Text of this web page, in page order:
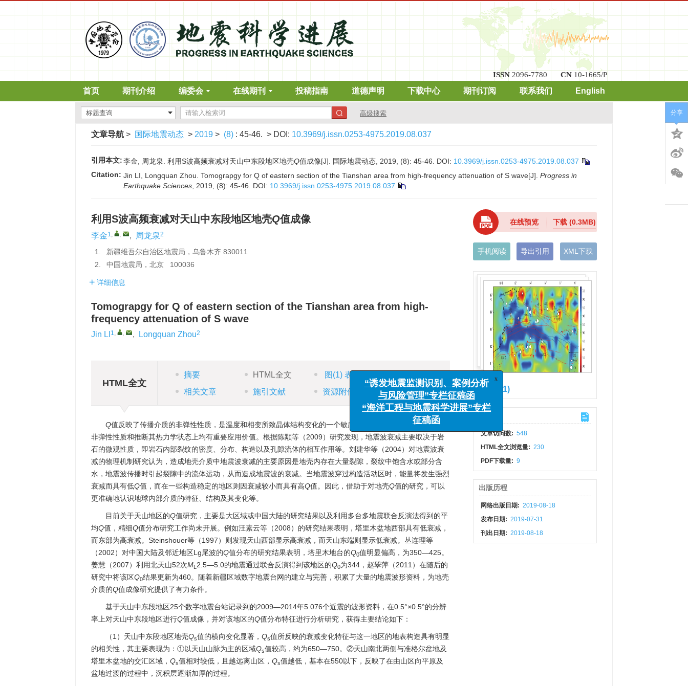
ISSN 2096-7780 CN 10-1665/P
首页 期刊介绍 编委会 在线期刊 投稿指南 道德声明 下载中心 期刊订阅 联系我们 English
高级搜索
文章导航 > 国际地震动态 > 2019 > (8) : 45-46. > DOI: 10.3969/j.issn.0253-4975.2019.08.037
引用本文:李金, 周龙泉. 利用S波高频衰减对天山中东段地区地壳Q值成像[J]. 国际地震动态, 2019, (8): 45-46. DOI: 10.3969/j.issn.0253-4975.2019.08.037
Citation: Jin LI, Longquan Zhou. Tomograpgy for Q of eastern section of the Tianshan area from high-frequency attenuation of S wave[J]. Progress in
Earthquake Sciences , 2019, (8): 45-46. DOI: 10.3969/j.issn.0253-4975.2019.08.037
利用S波高频衰减对天山中东段地区地壳Q值成像
李金1, , , 周龙泉2
1.
新疆维吾尔自治区地震局，乌鲁木齐 830011
2.
中国地震局，北京 100036
详细信息
Tomograpgy for Q of eastern section of the Tianshan area from high-
frequency attenuation of S wave
Jin LI 1, , , Longquan Zhou2
HTML全文
摘要 HTML全文 图 (1)表
相关文章
施引文献 资源附件
Q值反映了传播介质的非弹性性质，是温度和相变所致晶体结构变化的一个敏感指标，在了解地球内部介质的
非弹性性质和推断其热力学状态上均有重要应用价值。根据陈颙等（2009）研究发现，地震波衰减主要取决于岩
石的微观性质，即岩石内部裂纹的密度、分布、构造以及孔隙流体的相互作用等。刘建华等（2004）对地震波衰
减的物理机制研究认为，造成地壳介质中地震波衰减的主要原因是地壳内存在大量裂隙，裂纹中饱含水或部分含
水，地震波传播时引起裂隙中的流体运动，从而造成地震波的衰减。当地震波穿过构造活动区时，能量将发生强烈
衰减而具有低Q值，而在一些构造稳定的地区则因衰减较小而具有高Q值。因此，借助于对地壳Q值的研究，可以
更准确地认识地球内部介质的特征、结构及其变化等。
目前关于天山地区的Q值研究，主要是大区域或中国大陆的研究结果以及利用多台多地震联合反演法得到的平
均Q值，精细Q值分布研究工作尚未开展。例如汪素云等（2008）的研究结果表明，塔里木盆地西部具有低衰减，
而东部为高衰减。Steinshouer等（1997）则发现天山西部显示高衰减，而天山东端则显示低衰减。丛连理等
（2002）对中国大陆及邻近地区Lg尾波的Q值分布的研究结果表明，塔里木地台的Q0值明显偏高，为350—425。
姜慧（2007）利用北天山52次ML 2.5—5.0的地震通过联合反演得到该地区的Q0为344，赵翠萍（2011）在随后的
研究中将该区Q0结果更新为460。随着新疆区域数字地震台网的建立与完善，积累了大量的地震波形资料，为地壳
介质的Q值成像研究提供了有力条件。
基于天山中东段地区25个数字地震台站记录到的2009—2014年5 076个近震的波形资料，在0.5°×0.5°的分辨
率上对天山中东段地区进行Q值成像，并对该地区的Q值分布特征进行分析研究，获得主要结论如下：
（1）天山中东段地区地壳Qs值的横向变化显著， Qs值所反映的衰减变化特征与这一地区的地表构造具有明显
的相关性，其主要表现为：①以天山山脉为主的区域Qs值较高，约为650—750。②天山南北两侧与准格尔盆地及
塔里木盆地的交汇区域， Qs值相对较低，且越远离山区， Qs值越低，基本在550以下，反映了在由山区向平原及
盆地过渡的过程中，沉积层逐渐加厚的过程。
在线预览 下载(0.3MB)
手机阅读 导出引用 XML下载
图(1)
文章访问数: 548
HTML全文浏览量: 230
PDF下载量: 9
出版历程
网络出版日期: 2019-08-18
发布日期: 2019-07-31
刊出日期: 2019-08-18
分享
x
“诱发地震监测识别、案例分析
与风险管理”专栏征稿函
“海洋工程与地震科学进展”专栏
征稿函